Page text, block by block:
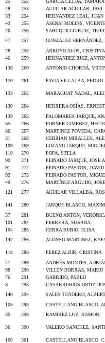
25 252 GARCIA CELDA, TAMARA
48
253 AGUILAR AGUILAR, JAVI
33
254 HERNANDEZ LEAL, JUAN
42
255 ASENSI MOLINS,
70
256 SAHUQUILLO RUIZ,
47
257 GONZALEZ HERNÁNDEZ,
78
258 ARROYO ALOS, CRISTINA
46
259 HERNANDEZ RUIZ,
138
260 ANTONIO CHORDÁ,
120 261 PAVIA VILLALBA, PEDRO
133 262 MARAGUAT NADAL,
130 264 HERRERA OSÍAS,
139
265 PALOMARES JARQUE,
65
266 FORNER GIMENEZ,
86
267 MARTINEZ POVEDA,
31
268 CEBRIAN MIRALLES,
109
269 LOZANO JARQUE,
110
270 POPA, STELA
90
271 PEINADO JARQUE, JOSE
91
272 PEINADO PASTOR, DAVID
92
273 PEINADO PASTOR,
49
276 MARTÍNEZ ARGUDO,
121
277 AGUILAR VILLALBA,
141 280 JARQUE BLASCO,
57
281 BUENO ANTÓN,
101
284 FERRERA, SUSANA
104
285 CERRA RUBIO, ELISA
142
286 ALONSO MARTINEZ,
118 288 PEREZ ALBIR, CRISTINA
71
289 ANDRÉS MONTES,
98
290 VILLEN BORRAS, MARIO
76
291 GARRIDO, PABLO
8
293 CASARRUBIOS ORTIZ,
140
294 SALES TENDERO,
105
298 CASTELLANO BLASCO,
30
299 RAMIREZ LUZ, RAMON
36 300 VALERO SANCHEZ,
106 301 CASTELLANO BLASCO,